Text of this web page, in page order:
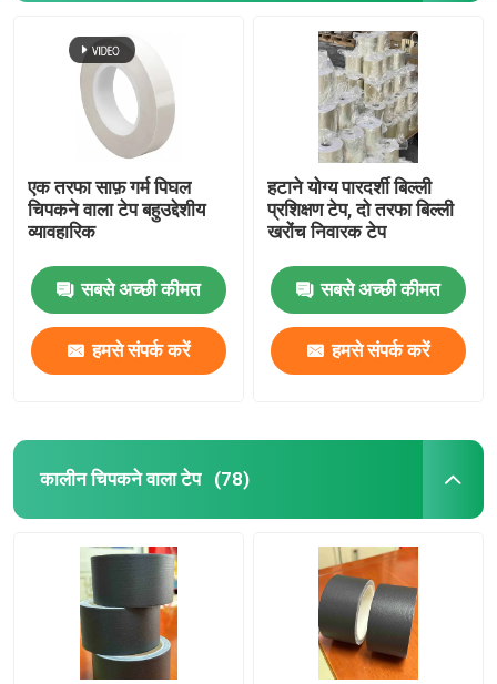
एक तरफा साफ़ गर्म पिघल
चिपकने वाला टेप बहुउद्देशीय
व्यावहारिक
सबसे अच्छी कीमत
हमसे संपर्क करें
हटाने योग्य पारदर्शी बिल्ली
प्रशिक्षण टेप, दो तरफा बिल्ली
खरोंच निवारक टेप
सबसे अच्छी कीमत
हमसे संपर्क करें
कालीन चिपकने वाला टेप (78)